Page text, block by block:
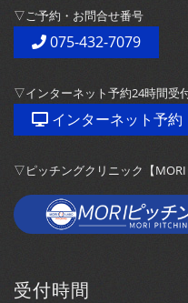
▽ご予約・お問合せ番号
075-432-7079
▽インターネット予約24時間受
インターネット予約
▽ピッチングクリニック【
受付時間